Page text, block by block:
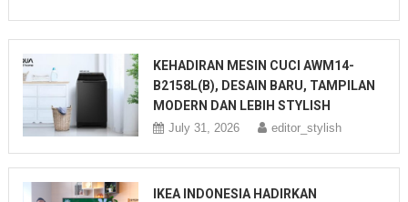
KEHADIRAN MESIN CUCI AWM14-
B2158L(B), DESAIN BARU, TAMPILAN
MODERN DAN LEBIH STYLISH
July 31, 2026 editor_stylish
IKEA INDONESIA HADIRKAN